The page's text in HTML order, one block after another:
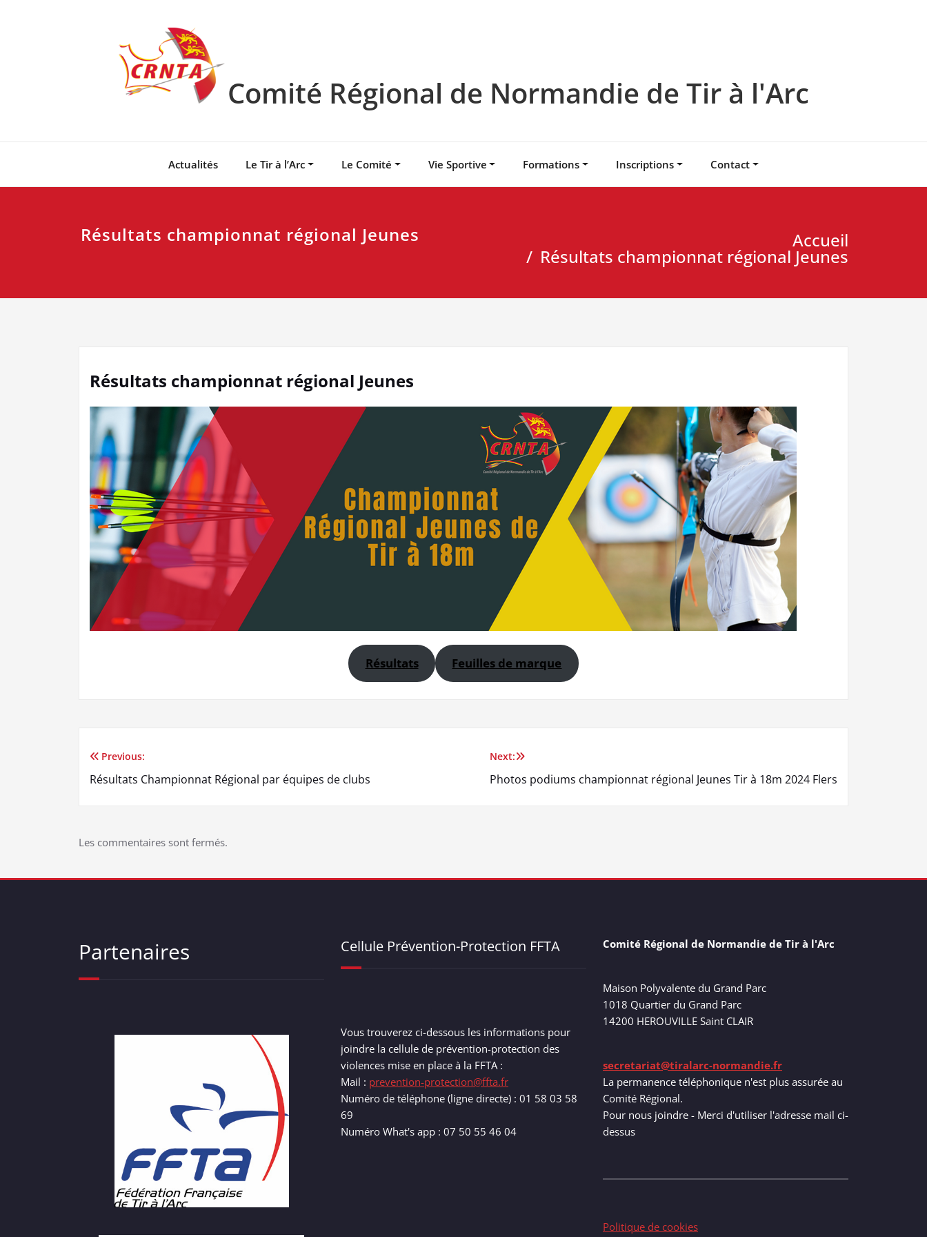
Comité Régional de Normandie de Tir à l'Arc
Actualités Le Tir à l’Arc Le Comité Vie Sportive Formations Inscriptions Contact
Résultats championnat régional Jeunes Accueil
Résultats championnat régional Jeunes
Résultats championnat régional Jeunes
Résultats Feuilles de marque
Navigation
Previous:
Résultats Championnat Régional par équipes de clubs
Next:
Photos podiums championnat régional Jeunes Tir à 18m 2024 Flers
Les commentaires sont fermés.
Partenaires Cellule Prévention-Protection FFTA
Vous trouverez ci-dessous les informations pour
joindre la cellule de prévention-protection des
violences mise en place à la FFTA :
Mail : prevention-protection@ffta.fr
Numéro de téléphone (ligne directe) : 01 58 03 58
69
Numéro What's app : 07 50 55 46 04
Comité Régional de Normandie de Tir à l'Arc
Maison Polyvalente du Grand Parc
1018 Quartier du Grand Parc
14200 HEROUVILLE Saint CLAIR
secretariat@tiralarc-normandie.fr
La permanence téléphonique n'est plus assurée au
Comité Régional.
Pour nous joindre - Merci d'utiliser l'adresse mail ci-
dessus
Politique de cookies